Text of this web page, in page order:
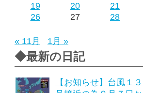
19
20 21
26
27 28
« 11月 1月 »
◆最新の日記
【お知らせ】台風１３